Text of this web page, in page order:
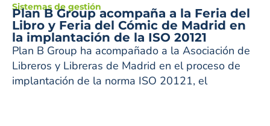
Sistemas de gestión
Plan B Group acompaña a la Feria del
Libro y Feria del Cómic de Madrid en
la implantación de la ISO 20121
Plan B Group ha acompañado a la Asociación de
Libreros y Libreras de Madrid en el proceso de
implantación de la norma ISO 20121, el